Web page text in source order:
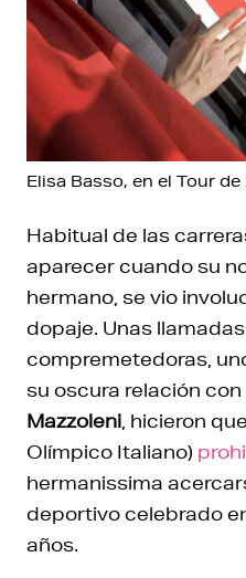
Elisa Basso, en el Tour de
Habitual de las
aparecer cuando su
hermano, se vio
dopaje. Unas
compremetedoras,
su oscura relación
Mazzoleni , hicieron
Olímpico Italiano)
hermanissima
deportivo celebrado
años.